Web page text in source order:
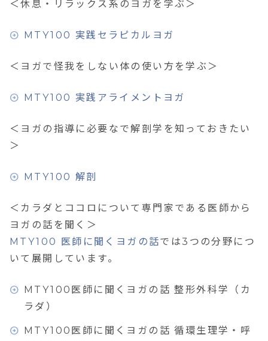
＜休息・リラックス系のヨガを学ぶ＞
MTY100 実践セラピカルヨガ
＜ヨガで怪我をしない体の使い方を学ぶ＞
MTY100 実践アライメントヨガ
＜ヨガの指導に必要なで解剖学を知っておきたい
＞
MTY100 解剖
＜カラダとココロについて専門家である医師から
ヨガの話を聞く＞
MTY100 医師に聞くヨガの話では3つの分野につ
いて展開しています。
MTY100医師に聞くヨガの話 整形外科学（カ
ラダ）
MTY100医師に聞くヨガの話 循環生理学・呼